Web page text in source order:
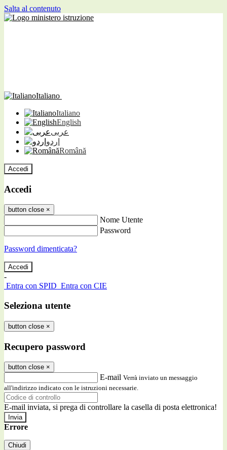
Salta al contenuto
Italiano
Italiano
English
عربى
اردو
Română
Accedi
Accedi
button close ×
Nome Utente
Password
Password dimenticata?
-
Entra con SPID Entra con CIE
Seleziona utente
button close ×
Recupero password
button close ×
E-mail Verrà inviato un messaggio
all'indirizzo indicato con le istruzioni necessarie.
E-mail inviata, si prega di controllare la casella di posta elettronica!
Errore
Chiudi